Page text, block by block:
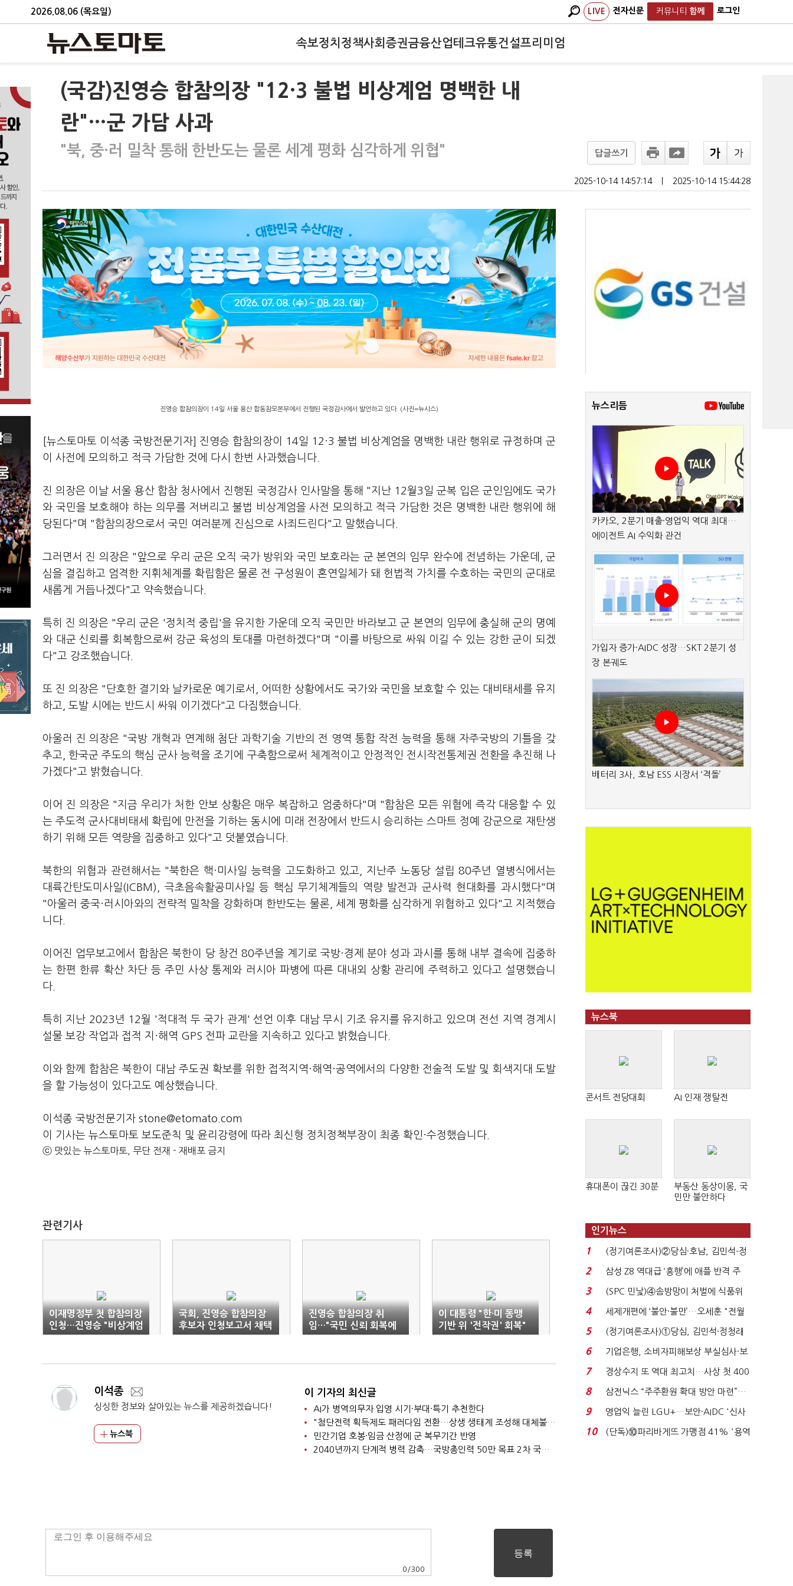
2026.08.06 (목요일) LIVE 전자신문 커뮤니티 함께 로그인
속보정치 정책사회 증권금융산업테크유통건설프리미엄
(국감)진영승 합참의장 "12·3 불법 비상계엄 명백한 내
란"…군 가담 사과
"북, 중·러 밀착 통해 한반도는 물론 세계 평화 심각하게 위협" 답글쓰기
2025-10-14 14:57:14 2025-10-14 15:44:28
진영승 합참의장이 14일 서울 용산 합동참모본부에서 진행된 국정감사에서 발언하고 있다. (사진=뉴시스)
[뉴스토마토 이석종 국방전문기자] 진영승 합참의장이 14일 12·3 불법 비상계엄을 명백한 내란 행위로 규정하며 군
이 사전에 모의하고 적극 가담한 것에 다시 한번 사과했습니다.
진 의장은 이날 서울 용산 합참 청사에서 진행된 국정감사 인사말을 통해 "지난 12월3일 군복 입은 군인임에도 국가
와 국민을 보호해야 하는 의무를 저버리고 불법 비상계엄을 사전 모의하고 적극 가담한 것은 명백한 내란 행위에 해
당된다"며 "합참의장으로서 국민 여러분께 진심으로 사죄드린다"고 말했습니다.
그러면서 진 의장은 "앞으로 우리 군은 오직 국가 방위와 국민 보호라는 군 본연의 임무 완수에 전념하는 가운데, 군
심을 결집하고 엄격한 지휘체계를 확립함은 물론 전 구성원이 혼연일체가 돼 헌법적 가치를 수호하는 국민의 군대로
새롭게 거듭나겠다"고 약속했습니다.
특히 진 의장은 "우리 군은 '정치적 중립'을 유지한 가운데 오직 국민만 바라보고 군 본연의 임무에 충실해 군의 명예
와 대군 신뢰를 회복함으로써 강군 육성의 토대를 마련하겠다"며 "이를 바탕으로 싸워 이길 수 있는 강한 군이 되겠
다"고 강조했습니다.
또 진 의장은 "단호한 결기와 날카로운 예기로서, 어떠한 상황에서도 국가와 국민을 보호할 수 있는 대비태세를 유지
하고, 도발 시에는 반드시 싸워 이기겠다"고 다짐했습니다.
아울러 진 의장은 "국방 개혁과 연계해 첨단 과학기술 기반의 전 영역 통합 작전 능력을 통해 자주국방의 기틀을 갖
추고, 한국군 주도의 핵심 군사 능력을 조기에 구축함으로써 체계적이고 안정적인 전시작전통제권 전환을 추진해 나
가겠다"고 밝혔습니다.
이어 진 의장은 "지금 우리가 처한 안보 상황은 매우 복잡하고 엄중하다"며 "합참은 모든 위협에 즉각 대응할 수 있
는 주도적 군사대비태세 확립에 만전을 기하는 동시에 미래 전장에서 반드시 승리하는 스마트 정예 강군으로 재탄생
하기 위해 모든 역량을 집중하고 있다"고 덧붙였습니다.
북한의 위협과 관련해서는 "북한은 핵·미사일 능력을 고도화하고 있고, 지난주 노동당 설립 80주년 열병식에서는
대륙간탄도미사일(ICBM), 극초음속활공미사일 등 핵심 무기체계들의 역량 발전과 군사력 현대화를 과시했다"며
"아울러 중국·러시아와의 전략적 밀착을 강화하며 한반도는 물론, 세계 평화를 심각하게 위협하고 있다"고 지적했습
니다.
이어진 업무보고에서 합참은 북한이 당 창건 80주년을 계기로 국방·경제 분야 성과 과시를 통해 내부 결속에 집중하
는 한편 한류 확산 차단 등 주민 사상 통제와 러시아 파병에 따른 대내외 상황 관리에 주력하고 있다고 설명했습니
다.
특히 지난 2023년 12월 '적대적 두 국가 관계' 선언 이후 대남 무시 기조 유지를 유지하고 있으며 전선 지역 경계시
설물 보강 작업과 접적 지·해역 GPS 전파 교란을 지속하고 있다고 밝혔습니다.
이와 함께 합참은 북한이 대남 주도권 확보를 위한 접적지역·해역·공역에서의 다양한 전술적 도발 및 회색지대 도발
을 할 가능성이 있다고도 예상했습니다.
이석종 국방전문기자 stone@etomato.com
이 기사는 뉴스토마토 보도준칙 및 윤리강령에 따라 최신형 정치정책부장이 최종 확인·수정했습니다.
ⓒ 맛있는 뉴스토마토, 무단 전재 - 재배포 금지
관련기사
이재명정부 첫 합참의장
인청…진영승 "비상계엄
군 투입 '사죄'"
국회, 진영승 합참의장
후보자 인청보고서 채택
진영승 합참의장 취
임…"국민 신뢰 회복에
신명 바칠 것"
이 대통령 "한·미 동맹
기반 위 '전작권' 회복"
이석종
싱싱한 정보와 살아있는 뉴스를 제공하겠습니다!
뉴스북
이 기자의 최신글
AI가 병역의무자 입영 시기·부대·특기 추천한다
"첨단전력 획득제도 패러다임 전환…상생 생태계 조성해 대체불가 K-방산 도약"
민간기업 호봉·임금 산정에 군 복무기간 반영
2040년까지 단계적 병력 감축…국방총인력 50만 목표 2차 국방개혁 착수
0 /300
뉴스리듬
카카오, 2분기 매출·영업익 역대 최대…
에이전트 AI 수익화 관건
가입자 증가·AIDC 성장…SKT 2분기 성
장 본궤도
배터리 3사, 호남 ESS 시장서 ‘격돌’
뉴스북
콘서트 전당대회 AI 인재 쟁탈전
휴대폰이 끊긴 30분
부동산 동상이몽, 국
민만 불안하다
인기뉴스
1
(정기여론조사)②당심·호남, 김민석-정
청래 '초접전'...
2
삼성 Z8 역대급 ‘흥행’에 애플 반격 주
목…9월 ‘폴...
3
(SPC 민낯)④솜방망이 처벌에 식품위
생법 위반 반복...
4
세제개편에 ‘불안·불만’…오세훈 "전월
세 구하기 더 ...
5
(정기여론조사)①당심, 김민석·정청래
'초접전'…대통령 ...
6
기업은행, 소비자피해보상 부실심사·보
이스피싱 공시 ...
7
경상수지 또 역대 최고치…사상 첫 400
억달러에 '3% 성...
8
삼전닉스 “주주환원 확대 방안 마련”…
로이터에 성명...
9
영업익 늘린 LGU+…보안·AIDC '신사
업 드라이브'...
10
(단독)⑩파리바게뜨 가맹점 41% '용역